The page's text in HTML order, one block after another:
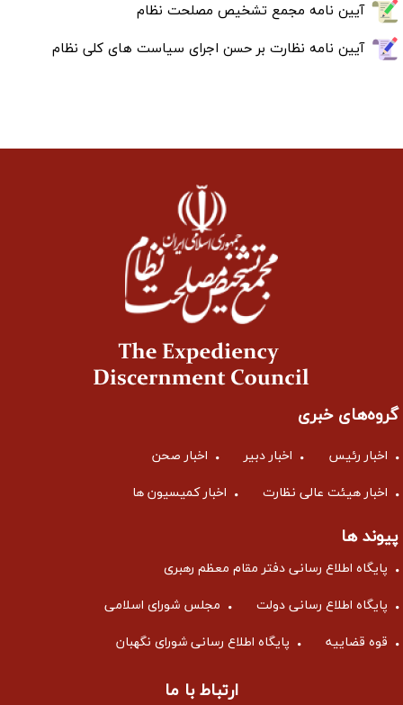
آیین نامه مجمع تشخیص مصلحت نظام
آیین نامه نظارت بر حسن اجرای سیاست های کلی نظام
گروه‌های خبری
اخبار رئیس اخبار دبیر اخبار صحن
اخبار هیئت عالی نظارت اخبار کمیسیون ها
پیوند ها
پایگاه اطلاع رسانی دفتر مقام معظم رهبری
پایگاه اطلاع رسانی دولت مجلس شورای اسلامی
قوه قضاییه پایگاه اطلاع رسانی شورای نگهبان
ارتباط با ما